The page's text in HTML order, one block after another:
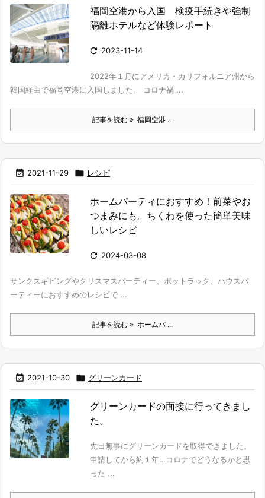
福岡空港から入国 検疫手続きや強制
隔離ホテルなど体験レポート
 2023-11-14
2022年１月にアメリカ・カリフォルニア州から
韓国経由で福岡空港に入国しました。 コロナ禍 ...
記事を読む 福岡空港 ...
 2021-11-29  レシピ
ホームパーティにおすすめ！前菜やお
つまみにも。ちくわを使った簡単美味
しいレシピ
 2024-03-08
サンクスギビングやクリスマスパーティー、ポットラック、ハウスパ
ーティーにおすすめのレシピで ...
記事を読む ホームパ ...
 2021-10-30  グリーンカード
グリーンカードの面接に行ってきまし
た。
先日無事にグリーンカードを取得できました。
申請してから約１年…コロナでどうなるかと思
った ...